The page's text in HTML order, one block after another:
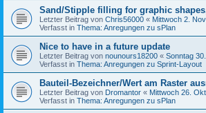
Sand/Stipple filling for graphic
Letzter Beitrag von Chris56000 « Mittwoch 2.
Verfasst in Thema: Anregungen zu sPlan
Nice to have in a future update
Letzter Beitrag von nounours18200 « Sonntag
Verfasst in Thema: Anregungen zu Sprint-Layout
Bauteil-Bezeichner/Wert am Raster
Letzter Beitrag von Dromantor « Mittwoch 26.
Verfasst in Thema: Anregungen zu sPlan